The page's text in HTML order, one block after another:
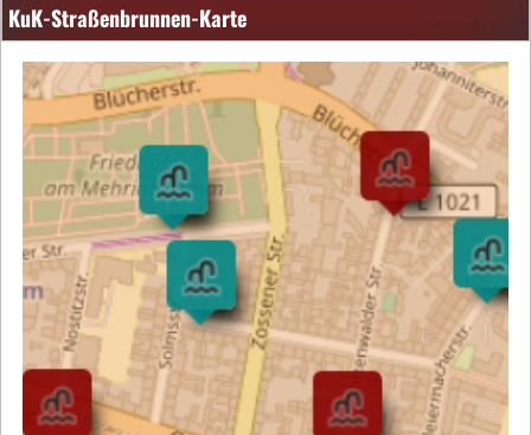
KuK-Straßenbrunnen-Karte